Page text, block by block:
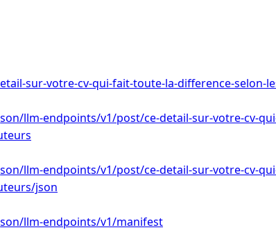
sur-votre-cv-qui-fait-toute-la-difference-selon-
llm-endpoints/v1/post/ce-detail-sur-votre-cv-
llm-endpoints/v1/post/ce-detail-sur-votre-cv-
json
llm-endpoints/v1/manifest